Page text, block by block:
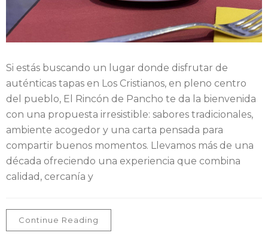
Si estás buscando un lugar donde disfrutar de
auténticas tapas en Los Cristianos, en pleno centro
del pueblo, El Rincón de Pancho te da la bienvenida
con una propuesta irresistible: sabores tradicionales,
ambiente acogedor y una carta pensada para
compartir buenos momentos. Llevamos más de una
década ofreciendo una experiencia que combina
calidad, cercanía y
Continue Reading